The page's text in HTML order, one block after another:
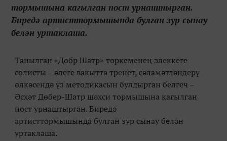
тормышына кагылган пост урнаштырган.
Биредә артисттормышында булган зур сынау
белән уртаклаша.
Танылган «Дөбр Шатр» төркеменең элеккеге
солисты – әлеге вакытта тренет, сәламәтләндерү
өлкәсендә үз методикасын булдырган белгеч –
Әсхәт Дөбер-Шатр шәхси тормышына кагылган
пост урнаштырган. Биредә
артисттормышында булган зур сынау белән
уртаклаша.